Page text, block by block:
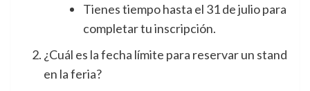
Tienes tiempo hasta el 31 de julio para
completar tu inscripción.
¿Cuál es la fecha límite para reservar un stand
en la feria?